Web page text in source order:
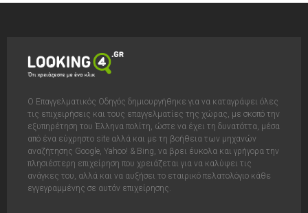
Ο Επαγγελματικός Οδηγός δημιουργήθηκε για να καταγράψει όλες
τις επιχειρήσεις και τους επαγγελματίες της χώρας, με σκοπό την
εξυπηρέτηση του Έλληνα πολίτη, ώστε να έχει τη δυνατόττα, μέσα
από ένα εύχρηστο site αλλά και με τη βοήθεια των μηχανών
αναζήτησης Google, Yahoo! & Bing, να βρει έυκολα και γρήγορα την
πλησιέστερη επιχείρηση που χρειάζεται για να καλύψει τις
ανάγκες του, αλλά και να αυξήσει το εταιρικό πελατολόγιο κάθε
εγγεγραμμένης σε αυτόν επιχείρησης.